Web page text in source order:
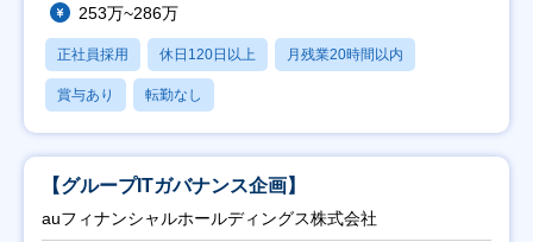
253万~286万
正社員採用 休日120日以上 月残業20時間以内
賞与あり 転勤なし
【グループITガバナンス企画】
auフィナンシャルホールディングス株式会社